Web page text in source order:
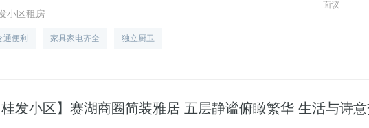
小区租房
通便利 家具家电齐全 独立厨卫
面议
桂发小区】赛湖商圈简装雅居 五层静谧俯瞰繁华 生活与诗